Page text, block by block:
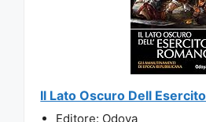
Il Lato Oscuro Dell
Editore: Odoya